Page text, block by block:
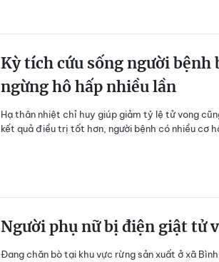
Kỳ tích cứu sống người
ngừng hô hấp nhiều lần
Hạ thân nhiệt chỉ huy giúp giảm tỷ lệ tử vong
kết quả điều trị tốt hơn, người bệnh có nhiều cơ
Người phụ nữ bị điện giật tử
Đang chăn bò tại khu vực rừng sản xuất ở xã